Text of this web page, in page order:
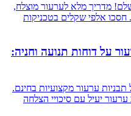
מדריך מלא לערעור מוצלח,
אלפי שקלים בטכניקות
על דוחות תנועה וחניה:
ערעור מקצועיות בחינם.
יעיל עם סיכויי הצלחה